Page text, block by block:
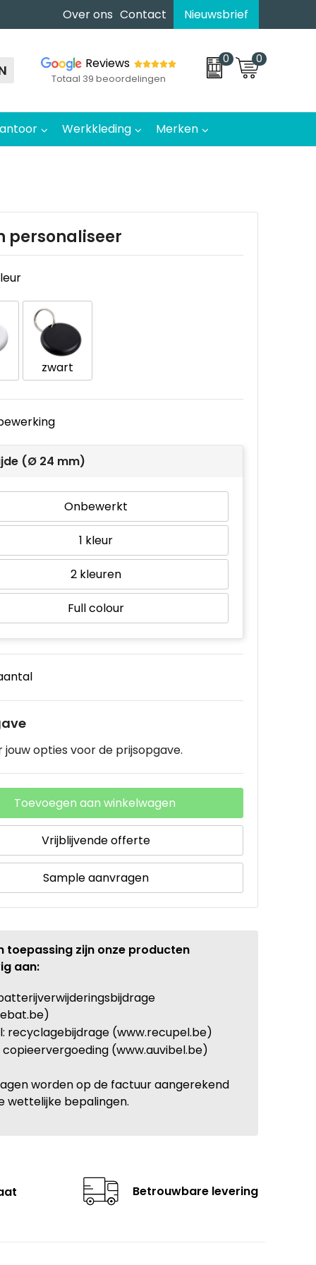
Over ons Contact Nieuwsbrief
Reviews
Totaal 39 beoordelingen
0 0
Werkkleding Merken
personaliseer
zwart
(Ø 24 mm)
Onbewerkt
1
2
Full colour
jouw opties voor de prijsopgave.
Toevoegen aan winkelwagen
Vrijblijvende offerte
Sample aanvragen
toepassing zijn onze producten
aan:
recyclagebijdrage (www.recupel.be)
copieervergoeding (www.auvibel.be)
worden op de factuur aangerekend
wettelijke bepalingen.
Betrouwbare levering